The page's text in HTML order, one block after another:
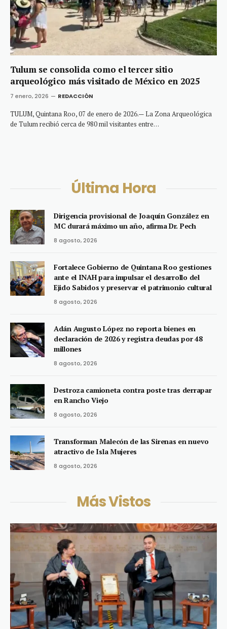
Tulum se consolida como el tercer sitio
arqueológico más visitado de México en 2025
7 enero, 2026 REDACCIÓN
TULUM, Quintana Roo, 07 de enero de 2026.— La Zona Arqueológica
de Tulum recibió cerca de 980 mil visitantes entre…
Última Hora
Dirigencia provisional de Joaquín González en
MC durará máximo un año, afirma Dr. Pech
8 agosto, 2026
Fortalece Gobierno de Quintana Roo gestiones
ante el INAH para impulsar el desarrollo del
Ejido Sabidos y preservar el patrimonio cultural
8 agosto, 2026
Adán Augusto López no reporta bienes en
declaración de 2026 y registra deudas por 48
millones
8 agosto, 2026
Destroza camioneta contra poste tras derrapar
en Rancho Viejo
8 agosto, 2026
Transforman Malecón de las Sirenas en nuevo
atractivo de Isla Mujeres
8 agosto, 2026
Más Vistos